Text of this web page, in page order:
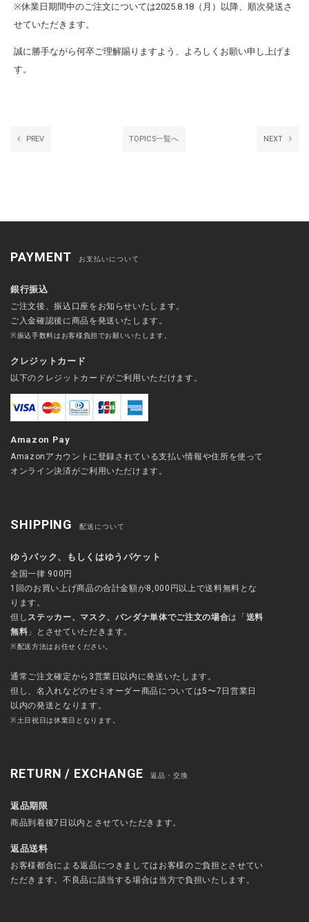
※休業日期間中のご注文については2025.8.18（月）以降、順次発送さ
せていただきます。
誠に勝手ながら何卒ご理解賜りますよう、よろしくお願い申し上げま
す。
PREV TOPICS一覧へ NEXT
PAYMENT お支払いについて
銀行振込
ご注文後、振込口座をお知らせいたします。
ご入金確認後に商品を発送いたします。
※振込手数料はお客様負担でお願いいたします。
クレジットカード
以下のクレジットカードがご利用いただけます。
Amazon Pay
Amazonアカウントに登録されている支払い情報や住所を使って
オンライン決済がご利用いただけます。
SHIPPING 配送について
ゆうパック、もしくはゆうパケット
全国一律 900円
1回のお買い上げ商品の合計金額が8,000円以上で送料無料とな
ります。
但し ステッカー、マスク、バンダナ単体でご注文の場合は「送料
無料 」とさせていただきます。
※配送方法はお任せください。
通常ご注文確定から3営業日以内に発送いたします。
但し、名入れなどのセミオーダー商品については5〜7日営業日
以内の発送となります。
※土日祝日は休業日となります。
RETURN / EXCHANGE 返品・交換
返品期限
商品到着後7日以内とさせていただきます。
返品送料
お客様都合による返品につきましてはお客様のご負担とさせてい
ただきます。不良品に該当する場合は当方で負担いたします。